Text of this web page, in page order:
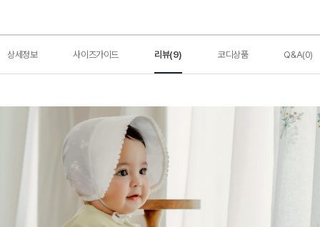
상세정보 사이즈가이드 리뷰(9) 코디상품 Q&A(0)